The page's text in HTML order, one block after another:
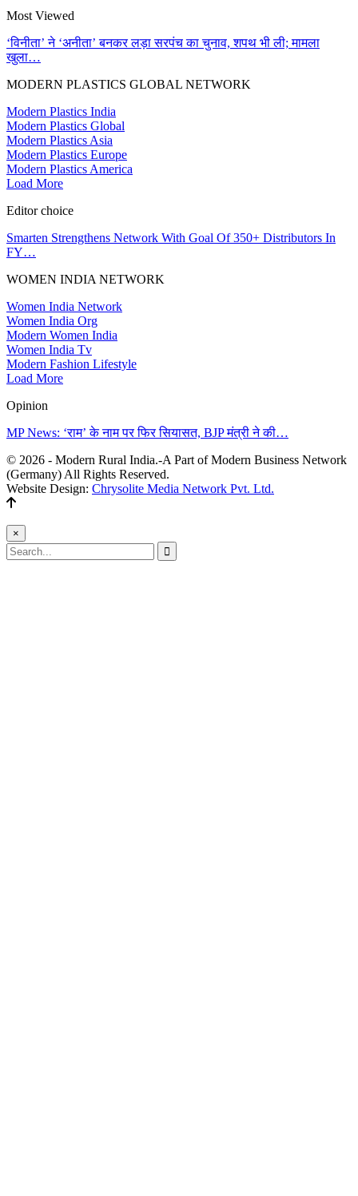
Most Viewed
‘विनीता’ ने ‘अनीता’ बनकर लड़ा सरपंच का चुनाव, शपथ भी ली; मामला
खुला…
MODERN PLASTICS GLOBAL NETWORK
Modern Plastics India
Modern Plastics Global
Modern Plastics Asia
Modern Plastics Europe
Modern Plastics America
Load More
Editor choice
Smarten Strengthens Network With Goal Of 350+ Distributors In
FY…
WOMEN INDIA NETWORK
Women India Network
Women India Org
Modern Women India
Women India Tv
Modern Fashion Lifestyle
Load More
Opinion
MP News: ‘राम’ के नाम पर फिर सियासत, BJP मंत्री ने की…
© 2026 - Modern Rural India.-A Part of Modern Business Network
(Germany) All Rights Reserved.
Website Design: Chrysolite Media Network Pvt. Ltd.
×